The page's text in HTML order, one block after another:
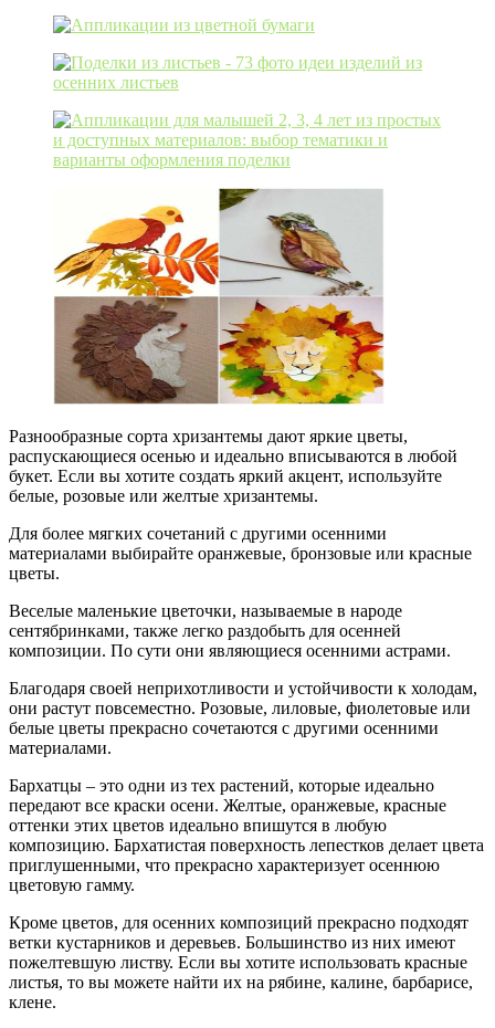
Разнообразные сорта хризантемы дают яркие цветы,
распускающиеся осенью и идеально вписываются в любой
букет. Если вы хотите создать яркий акцент, используйте
белые, розовые или желтые хризантемы.
Для более мягких сочетаний с другими осенними
материалами выбирайте оранжевые, бронзовые или красные
цветы.
Веселые маленькие цветочки, называемые в народе
сентябринками, также легко раздобыть для осенней
композиции. По сути они являющиеся осенними астрами.
Благодаря своей неприхотливости и устойчивости к холодам,
они растут повсеместно. Розовые, лиловые, фиолетовые или
белые цветы прекрасно сочетаются с другими осенними
материалами.
Бархатцы – это одни из тех растений, которые идеально
передают все краски осени. Желтые, оранжевые, красные
оттенки этих цветов идеально впишутся в любую
композицию. Бархатистая поверхность лепестков делает цвета
приглушенными, что прекрасно характеризует осеннюю
цветовую гамму.
Кроме цветов, для осенних композиций прекрасно подходят
ветки кустарников и деревьев. Большинство из них имеют
пожелтевшую листву. Если вы хотите использовать красные
листья, то вы можете найти их на рябине, калине, барбарисе,
клене.